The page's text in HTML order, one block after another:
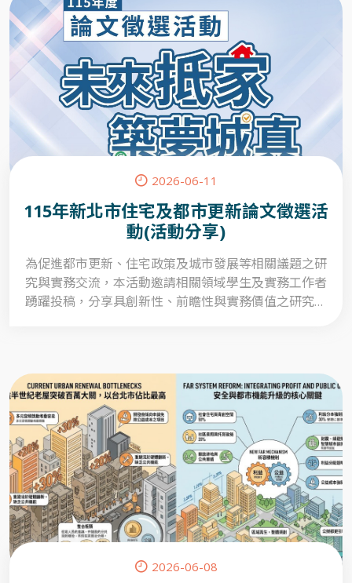
2026-06-11
115年新北市住宅及都市更新論文徵選活
動(活動分享)
為促進都市更新、住宅政策及城市發展等相關議題之研
究與實務交流，本活動邀請相關領域學生及實務工作者
踴躍投稿，分享具創新性、前瞻性與實務價值之研究成
並獲邀出席頒獎典禮以茲獎勵。
2026-06-08